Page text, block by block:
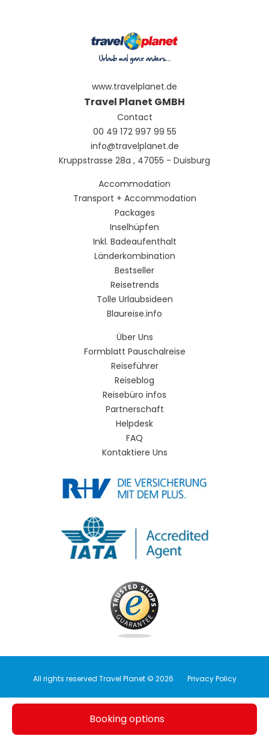
Booking options
www.travelplanet.de
Travel Planet GMBH
Contact
00 49 172 997 99 55
info@travelplanet.de
Kruppstrasse 28a , 47055 - Duisburg
Accommodation
Transport + Accommodation
Packages
Inselhüpfen
Inkl. Badeaufenthalt
Länderkombination
Bestseller
Reisetrends
Tolle Urlaubsideen
Blaureise.info
Über Uns
Formblatt Pauschalreise
Reiseführer
Reiseblog
Reisebüro infos
Partnerschaft
Helpdesk
FAQ
Kontaktiere Uns
All rights reserved Travel Planet © 2026 Privacy Policy